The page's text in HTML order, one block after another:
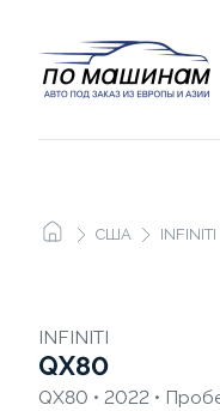
США INFINITI
INFINITI
QX80
QX80 • 2022 •